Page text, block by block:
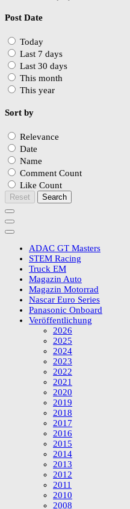
Post Date
Today
Last 7 days
Last 30 days
This month
This year
Sort by
Relevance
Date
Name
Comment Count
Like Count
Reset Search
ADAC GT Masters
STEM Racing
Truck EM
Magazin Auto
Magazin Motorrad
Nascar Euro Series
Panasonic Onboard
Veröffentlichung
2026
2025
2024
2023
2022
2021
2020
2019
2018
2017
2016
2015
2014
2013
2012
2011
2010
2008